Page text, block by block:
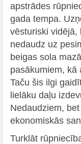
apstrādes
gada tempa.
vēsturiski vidējā,
nedaudz uz
beigas sola
pasākumiem, kā
Taču šis ilgi
lielāku daļu
Nedaudziem,
ekonomiskās
Turklāt